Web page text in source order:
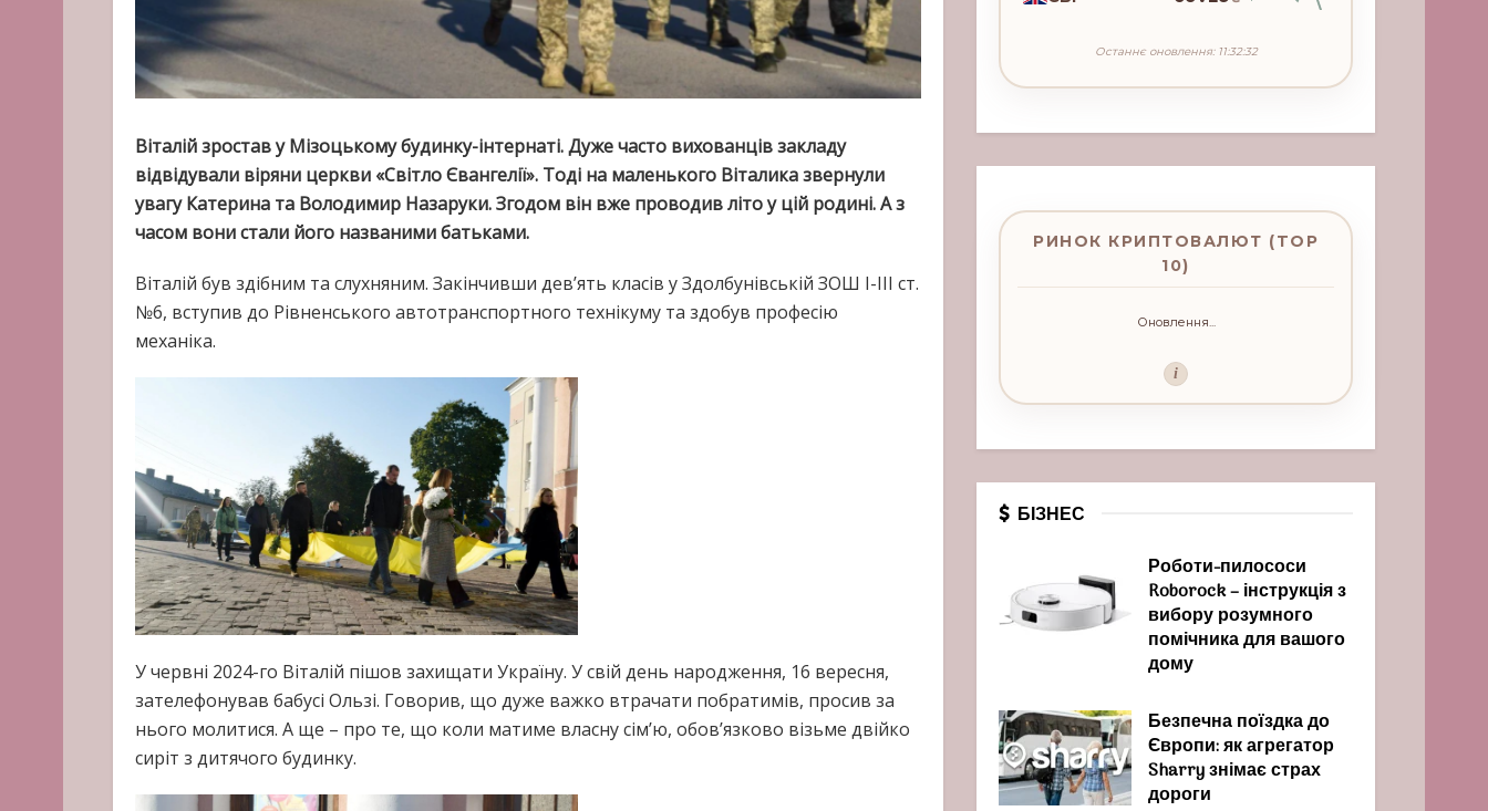
Віталій зростав у Мізоцькому будинку-інтернаті. Дуже часто вихованців закладу
відвідували віряни церкви «Світло Євангелії». Тоді на маленького Віталика звернули
увагу Катерина та Володимир Назаруки. Згодом він вже проводив літо у цій родині. А з
часом вони стали його названими батьками.
Віталій був здібним та слухняним. Закінчивши дев’ять класів у Здолбунівській ЗОШ І-III ст.
№6, вступив до Рівненського автотранспортного технікуму та здобув професію
механіка.
У червні 2024-го Віталій пішов захищати Україну. У свій день народження, 16 вересня,
зателефонував бабусі Ользі. Говорив, що дуже важко втрачати побратимів, просив за
нього молитися. А ще – про те, що коли матиме власну сім’ю, обов’язково візьме двійко
сиріт з дитячого будинку.
Останнє оновлення: 11:32:32
РИНОК КРИПТОВАЛЮТ (TOP
10)
Оновлення...
i
БІЗНЕС
Роботи-пилососи
Roborock – інструкція з
вибору розумного
помічника для вашого
дому
Безпечна поїздка до
Європи: як агрегатор
Sharry знімає страх
дороги